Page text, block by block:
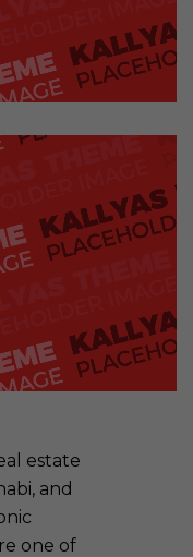
estate
and
one of